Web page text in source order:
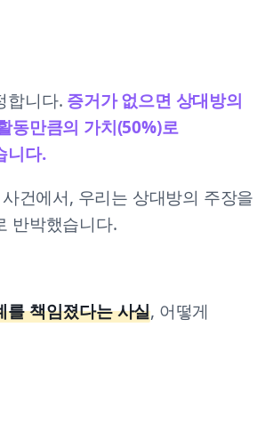
합니다. 증거가 없으면 상대방의
동만큼의 가치(50%)로
니다.
건에서, 우리는 상대방의 주장을
반박했습니다.
를 책임졌다는 사실, 어떻게